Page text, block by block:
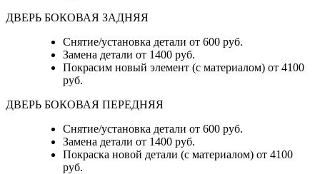
ДВЕРЬ БОКОВАЯ ЗАДНЯЯ
Снятие/установка детали от 600 руб.
Замена детали от 1400 руб.
Покрасим новый элемент (с материалом) от 4100
руб.
ДВЕРЬ БОКОВАЯ ПЕРЕДНЯЯ
Снятие/установка детали от 600 руб.
Замена детали от 1400 руб.
Покраска новой детали (с материалом) от 4100
руб.